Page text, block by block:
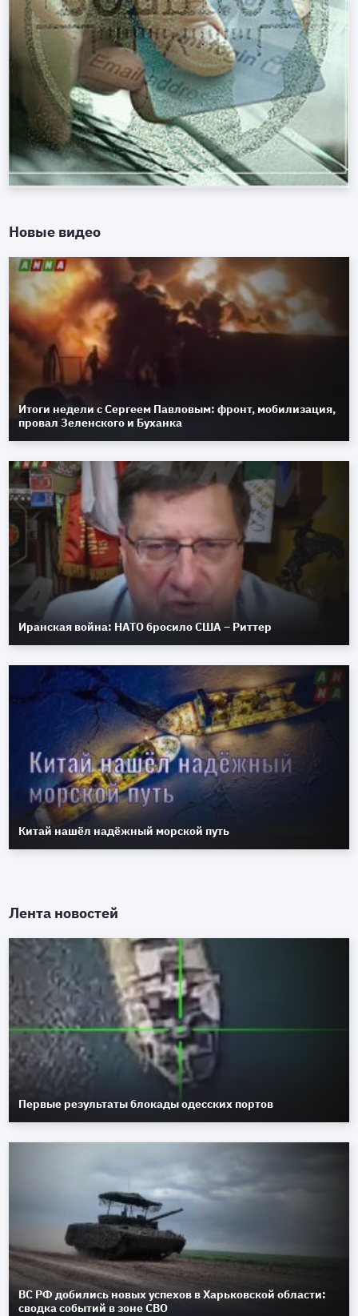
Новые видео
Итоги недели с Сергеем Павловым: фронт, мобилизация,
провал Зеленского и Буханка
Иранская война: НАТО бросило США – Риттер
Китай нашёл надёжный морской путь
Лента новостей
Первые результаты блокады одесских портов
ВС РФ добились новых успехов в Харьковской области:
сводка событий в зоне СВО